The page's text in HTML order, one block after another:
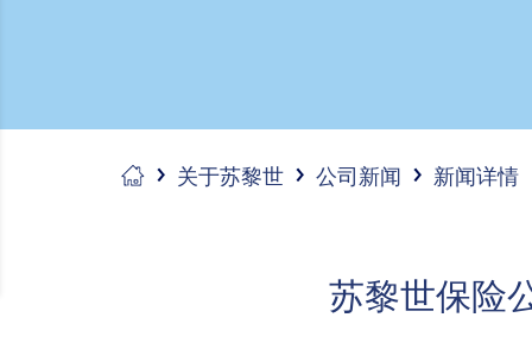
关于苏黎世 公司新闻 新闻详情
苏黎世保险